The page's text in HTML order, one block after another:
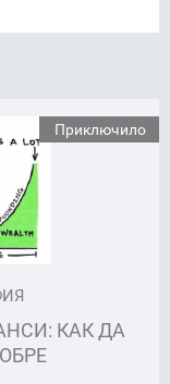
Приключило
КАК ДА